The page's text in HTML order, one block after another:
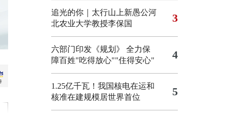
追光的你｜太行山上新愚公河
北农业大学教授李保国
3
六部门印发《规划》 全力保
障百姓"吃得放心""住得安心"
4
1.25亿千瓦！我国核电在运和
核准在建规模居世界首位
5